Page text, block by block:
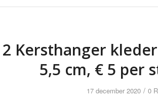
2 Kersthanger
5,5 cm, € 5 per
17 december 2020 / 0